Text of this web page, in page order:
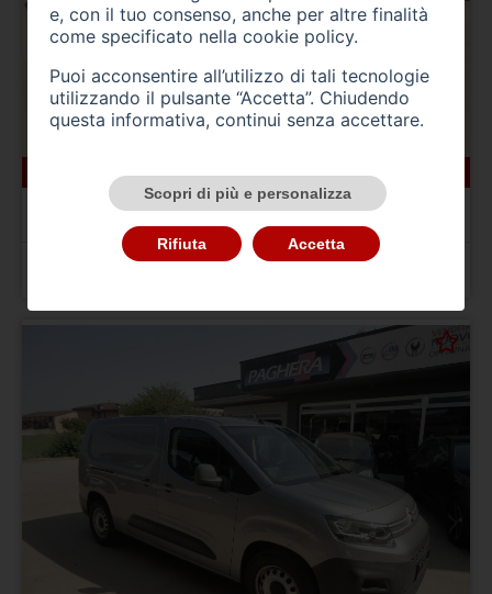
166000 km ibrida_gasolio 10/2022
BMW Serie 5(G30/31/F90)
520d 48V Touring Msport
Prezzo 24.900,00 €
e, con il tuo consenso, anche per altre finalità
come specificato nella cookie policy.
Puoi acconsentire all’utilizzo di tali tecnologie
utilizzando il pulsante “Accetta”. Chiudendo
questa informativa, continui senza accettare.
Scopri di più e personalizza
Rifiuta Accetta